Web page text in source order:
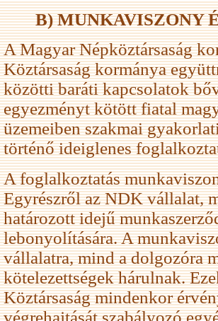
B) MUNKAVISZONY
A Magyar Népköztársaság
Köztársaság kormánya
közötti baráti kapcsolatok
egyezményt kötött fiatal
üzemeiben szakmai
történő ideiglenes
A foglalkoztatás
Egyrészről az NDK vállalat,
határozott idejű
lebonyolítására. A
vállalatra, mind a dolgozóra
kötelezettségek hárulnak.
Köztársaság mindenkor
végrehajtását szabályozó